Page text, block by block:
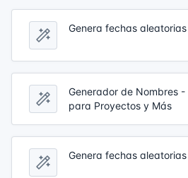
Genera fechas
Generador de Nombres
para Proyectos y Más
Genera fechas